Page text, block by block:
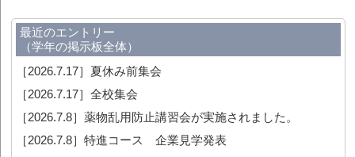
最近のエントリー
（学年の掲示板全体）
［2026.7.17］ 夏休み前集会
［2026.7.17］全校集会
［2026.7.8］薬物乱用防止講習会が実施されました。
［2026.7.8］特進コース 企業見学発表